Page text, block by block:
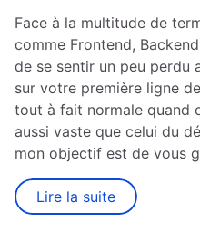
Face à la multitude de
comme Frontend,
de se sentir un peu perdu
sur votre première ligne
tout à fait normale quand
aussi vaste que celui du
mon objectif est de vous
Lire la suite